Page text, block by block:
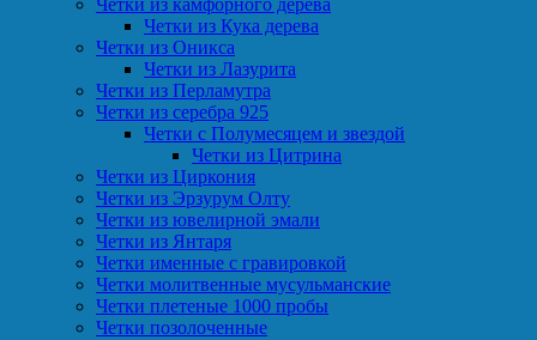
Четки из камфорного дерева
Четки из Кука дерева
Четки из Оникса
Четки из Лазурита
Четки из Перламутра
Четки из серебра 925
Четки с Полумесяцем и звездой
Четки из Цитрина
Четки из Циркония
Четки из Эрзурум Олту
Четки из ювелирной эмали
Четки из Янтаря
Четки именные с гравировкой
Четки молитвенные мусульманские
Четки плетеные 1000 пробы
Четки позолоченные